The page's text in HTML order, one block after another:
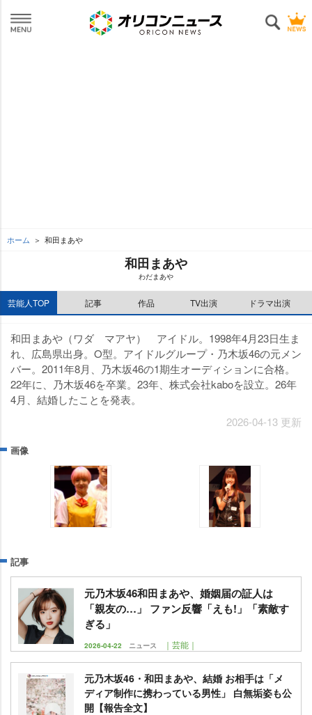
ホーム 和田まあ
和田まあ
わだまあ
芸能人TOP 記事 作品 TV出演 ドラマ出演
和田まあや（ワダ マアヤ） アイドル。1998年4月23日生ま
れ、広島県出身。O型。アイドルグループ・乃木坂46の元メン
バー。2011年8月、乃木坂46の1期生オーディションに合格。
22年に、乃木坂46を卒業。23年、株式会社kaboを設立。26年
4月、結婚したことを発表。
2026-04-13 更新
画像
記事
元乃木坂46和田まあや、婚姻届の証人は
「親友の…」 ファン反響「えも!」「素敵す
ぎる」
2026-04-22 ニュース ｜芸能｜
元乃木坂46・和田まあや、結婚 お相手は「メ
ディア制作に携わっている男性」 白無垢姿も公
開【報告全文】